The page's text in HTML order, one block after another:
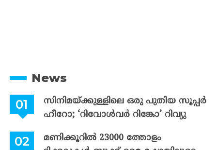
News
സിനിമയ്ക്കുള്ളിലെ ഒരു പുതിയ സൂപ്പർ
ഹീറോ; ‘റിവോൾവർ റിങ്കോ’ റിവ്യു
മണിക്കൂറിൽ 23000 ത്തോളം